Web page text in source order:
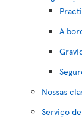
A
Nossas
Serviço